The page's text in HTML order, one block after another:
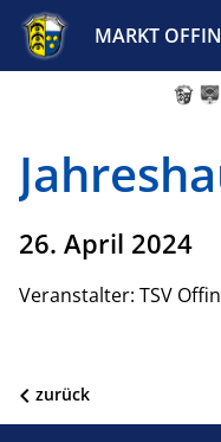
MARKT
26. April 2024
Veranstalter: TSV
zurück